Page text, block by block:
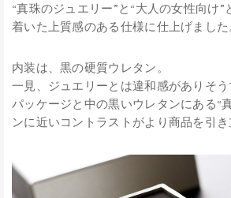
“真珠のジュエリー”と“大人の女性向け”
着いた上質感のある仕様に仕上げました
内装は、黒の硬質ウレタン。
一見、ジュエリーとは違和感がありそ
パッケージと中の黒いウレタンにある“
ンに近いコントラストがより商品を引き